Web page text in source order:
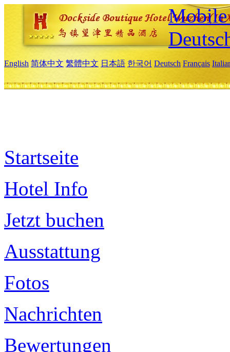
Mobile
English 简体中文 繁體中文 日本語 한국어 Deutsch Français
Startseite
Hotel Info
Jetzt buchen
Ausstattung
Fotos
Nachrichten
Bewertungen